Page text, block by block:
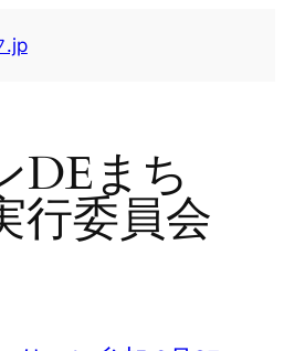
.jp
DEまち
行委員会